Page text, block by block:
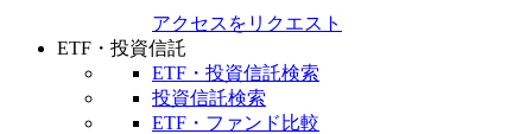
アクセスをリクエスト
ETF・投資信託
ETF・投資信託検索
投資信託検索
ETF・ファンド比較